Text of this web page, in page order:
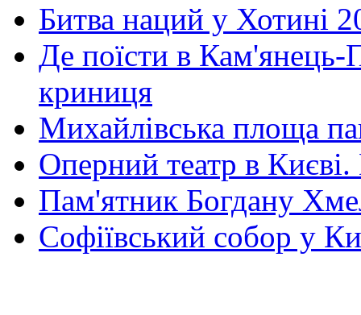
Битва наций у Хотині
Де поїсти в Кам'янець-
криниця
Михайлівська площа
Оперний театр в
Пам'ятник Богдану
Софіївський собор у